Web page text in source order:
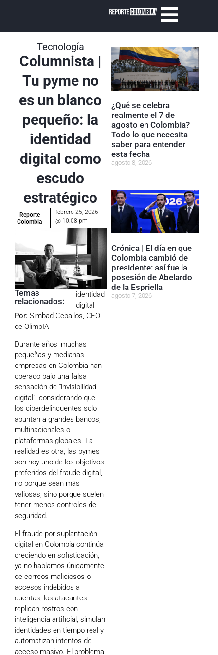
Tecnología
Columnista |
Tu pyme no
es un blanco
pequeño: la
identidad
digital como
escudo
estratégico
Reporte
Colombia
febrero 25, 2026
@ 10:08 pm
Temas
relacionados:
identidad
digital
Por: Simbad Ceballos, CEO
de OlimpIA
Durante años, muchas
pequeñas y medianas
empresas en Colombia han
operado bajo una falsa
sensación de “invisibilidad
digital”, considerando que
los ciberdelincuentes solo
apuntan a grandes bancos,
multinacionales o
plataformas globales. La
realidad es otra, las pymes
son hoy uno de los objetivos
preferidos del fraude digital,
no porque sean más
valiosas, sino porque suelen
tener menos controles de
seguridad.
El fraude por suplantación
digital en Colombia continúa
creciendo en sofisticación,
ya no hablamos únicamente
de correos maliciosos o
accesos indebidos a
cuentas; los atacantes
replican rostros con
inteligencia artificial, simulan
identidades en tiempo real y
automatizan intentos de
acceso masivo. El problema
¿Qué se celebra
realmente el 7 de
agosto en Colombia?
Todo lo que necesita
saber para entender
esta fecha
agosto 8, 2026
Crónica | El día en que
Colombia cambió de
presidente: así fue la
posesión de Abelardo
de la Espriella
agosto 7, 2026